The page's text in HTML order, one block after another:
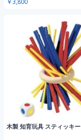
￥3,800
木製 知育玩具 スティッキー